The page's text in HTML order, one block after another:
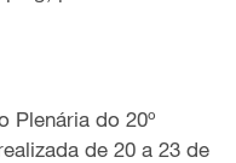
Plenária do 20º
de 20 a 23 de